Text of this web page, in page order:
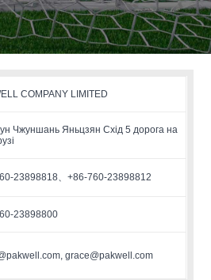
COMPANY LIMITED
Чжуншань Яньцзян Схід 5 дорога на
23898818、+86-760-23898812
23898800
grace@pakwell.com